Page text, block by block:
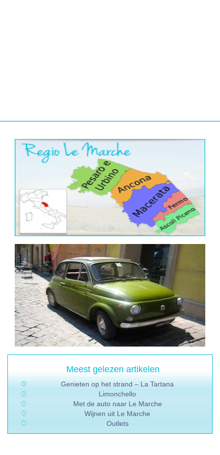
Meest gelezen artikelen
Genieten op het strand – La Tartana
Limonchello
Met de auto naar Le Marche
Wijnen uit Le Marche
Outlets